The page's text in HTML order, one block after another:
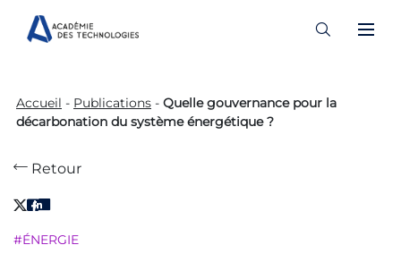
content
Accueil - Publications - Quelle gouvernance pour la
décarbonation du système énergétique ?
Retour
#ÉNERGIE